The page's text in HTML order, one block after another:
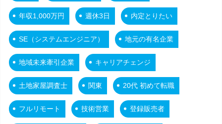
年収1,000万円 週休3日 内定とりたい
SE（システムエンジニア） 地元の有名企業
地域未来牽引企業 キャリアチェンジ
土地家屋調査士 関東 20代 初めて転職
フルリモート 技術営業 登録販売者